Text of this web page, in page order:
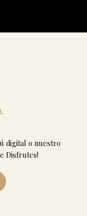
digital o nuestro
Disfrutes!